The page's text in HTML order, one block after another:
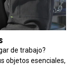
de trabajo?
objetos esenciales,